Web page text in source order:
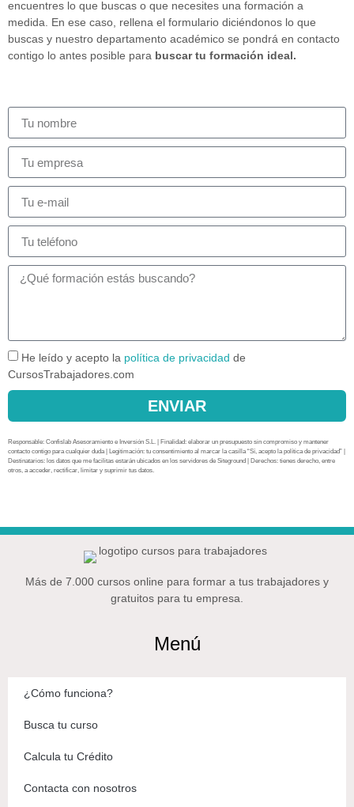
encuentres lo que buscas o que necesites una formación a
medida. En ese caso, rellena el formulario diciéndonos lo que
buscas y nuestro departamento académico se pondrá en contacto
contigo lo antes posible para buscar tu formación ideal.
He leído y acepto la política de privacidad de
CursosTrabajadores.com
ENVIAR
Responsable: Confislab Asesoramiento e Inversión S.L. | Finalidad: elaborar un presupuesto sin compromiso y mantener
contacto contigo para cualquier duda | Legitimación: tu consentimiento al marcar la casilla “Sí, acepto la política de privacidad” |
Destinatarios: los datos que me facilitas estarán ubicados en los servidores de Siteground | Derechos: tienes derecho, entre
otros, a acceder, rectificar, limitar y suprimir tus datos.
Más de 7.000 cursos online para formar a tus trabajadores y
gratuitos para tu empresa.
Menú
¿Cómo funciona?
Busca tu curso
Calcula tu Crédito
Contacta con nosotros